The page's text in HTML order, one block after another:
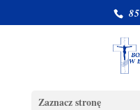
Zaznacz stronę